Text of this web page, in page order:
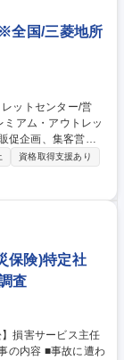
る。輸液剤/シリン
バッグ等を製造。
ナンス/異業界歓迎/
全国/三菱地所
促企画、集客営
活動をお任せしま
ーケティング制作
作業 5.プロモーシ
8.クーポン券やそ
ナント研修、衛生
資格取得支援あり
保険)特定社
査